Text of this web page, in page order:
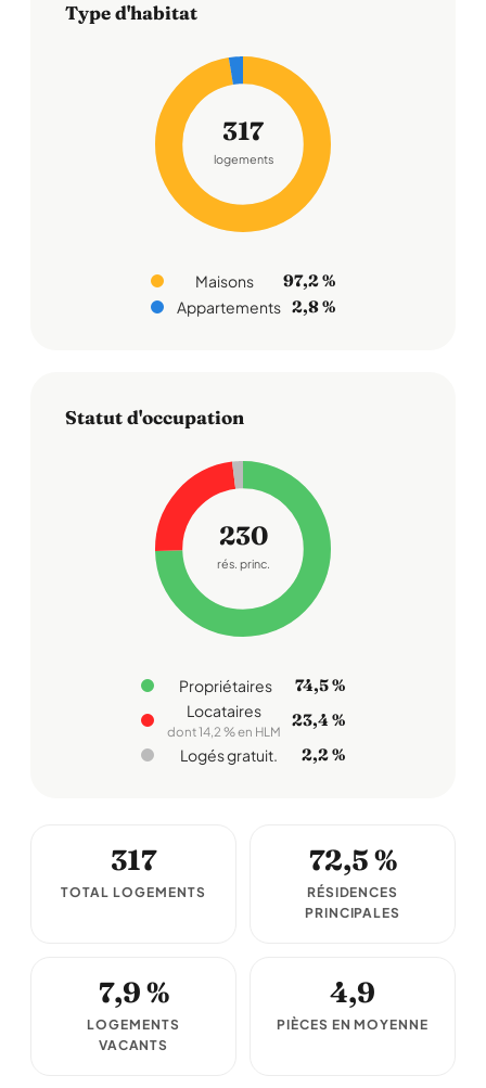
Type d'habitat
317
logements
Maisons 97,2 %
Appartements 2,8 %
Statut d'occupation
230
rés. princ.
Propriétaires 74,5 %
Locataires
dont 14,2 % en HLM
23,4 %
Logés gratuit. 2,2 %
317
TOTAL LOGEMENTS
72,5 %
RÉSIDENCES
PRINCIPALES
7,9 %
LOGEMENTS
VACANTS
4,9
PIÈCES EN MOYENNE